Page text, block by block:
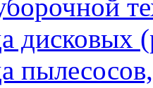
дисковых